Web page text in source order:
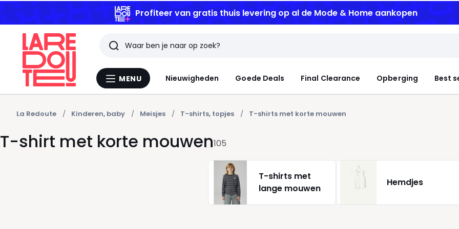
Profiteer van gratis thuis leveringop al de Mode & Home aankopen
Menu
MENU Nieuwigheden Goede Deals Final Clearance Opberging Best
Zoeken
Laatst
bekeken
artikelen
La Redoute Kinderen, baby Meisjes T-shirts, topjes T-shirts met korte mouwen
T-shirt met korte mouwen105
T-shirts met
lange mouwen
Hemdjes